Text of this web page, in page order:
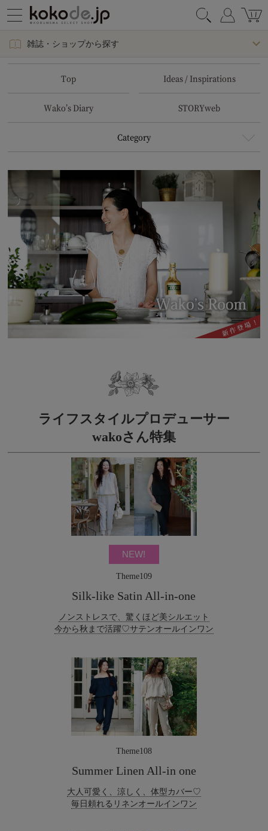
雑誌・ショップから探す
Top Ideas / Inspirations
Wako’s Diary STORYweb
Category
ライフスタイルプロデューサー
wakoさん特集
NEW!
Theme109
Silk-like Satin All-in-one
ノンストレスで、驚くほど美シルエット
今から秋まで活躍♡サテンオールインワン
Theme108
Summer Linen All-in one
大人可愛く、涼しく、体型カバー♡
毎日頼れるリネンオールインワン